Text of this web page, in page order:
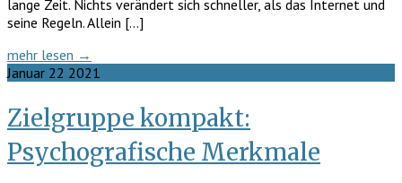
lange Zeit. Nichts verändert sich schneller, als das Internet und
seine Regeln. Allein […]
mehr lesen →
Januar 22 2021
Zielgruppe kompakt:
Psychografische Merkmale